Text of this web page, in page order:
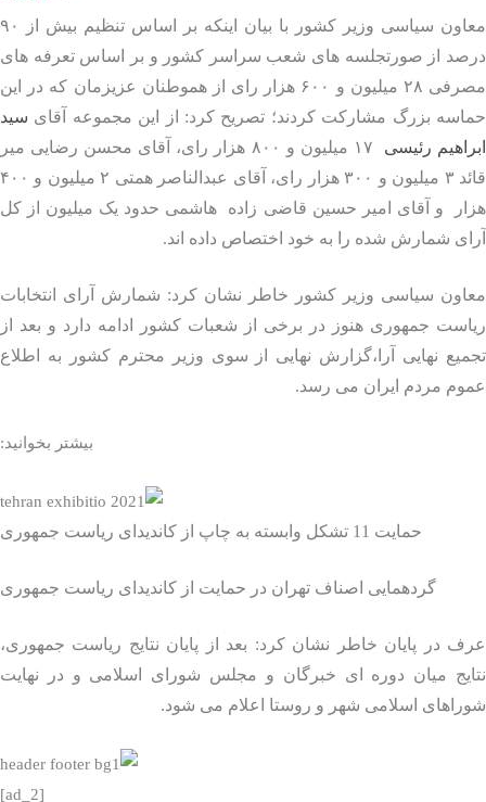
معاون سیاسی وزیر کشور با بیان اینکه بر اساس تنظیم بیش از ۹۰
از صورتجلسه های شعب سراسر کشور و بر اساس تعرفه‌ های
مصرفی ۲۸ میلیون و ۶۰۰ هزار رای از هموطنان عزیزمان که در این
بزرگ مشارکت کردند؛ تصریح کرد: از این مجموعه آقایسید
رئیسی
۱۷ میلیون و ۸۰۰ هزار رای، آقای محسن رضایی میر
قائد ۳ میلیون و ۳۰۰ هزار رای، آقای عبدالناصر همتی ۲ میلیون و ۴۰۰
و آقای امیر حسین قاضی زاده هاشمی حدود یک میلیون از کل
شمارش شده را به خود اختصاص داده اند.
سیاسی وزیر کشور خاطر نشان کرد: شمارش آرای انتخابات
جمهوری هنوز در برخی از شعبات کشور ادامه دارد و بعد از
نهایی آرا،گزارش نهایی از سوی وزیر محترم کشور به اطلاع
مردم ایران می رسد.
بیشتر بخوانید:
حمایت 11 تشکل وابسته به چاپ از کاندیدای ریاست جمهوری
گردهمایی اصناف تهران در حمایت از کاندیدای ریاست جمهوری
در پایان خاطر نشان کرد: بعد از پایان نتایج ریاست‌ جمهوری،
میان دوره ای خبرگان و مجلس شورای اسلامی و در نهایت
اسلامی شهر و روستا اعلام می شود.